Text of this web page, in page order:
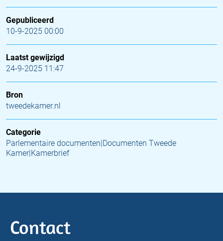
Gepubliceerd
10-9-2025 00:00
Laatst gewijzigd
24-9-2025 11:47
Bron
tweedekamer.nl
Categorie
Parlementaire documenten|Documenten Tweede
Kamer|Kamerbrief
Contact